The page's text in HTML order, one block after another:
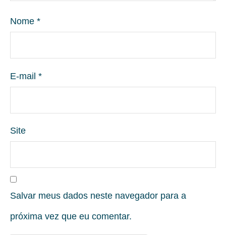
Nome *
E-mail *
Site
Salvar meus dados neste navegador para a
próxima vez que eu comentar.